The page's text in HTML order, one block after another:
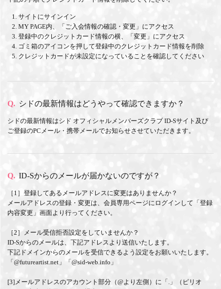
サイトにサインイン
MY PAGE内、「ご入会情報の確認・変更」にアクセス
登録中のクレジットカード情報の横、「変更」にアクセス
ゴミ箱のアイコンを押して登録中のクレジットカード情報を削除
クレジットカードが未設定になっていることを確認してください
Q. シドの最新情報はどうやって確認できますか？
シドの最新情報はシド オフィシャルメンバーズクラブ ID-Sサイト及び
ご登録のPCメール・携帯メールでお知らせさせていただきます。
Q. ID-Sからのメールが届かないのですが？
［1］登録してあるメールアドレスに変更はありませんか？
メールアドレスの登録・変更は、会員専用ページにログインして「登録
内容変更」画面より行ってください。
［2］メール受信拒否設定をしていませんか？
ID-Sからのメールは、下記アドレスより送信いたします。
下記ドメインからのメールを受信できるよう設定をお願いいたします。
「@futureartist.net」「@sid-web.info」
[3]メールアドレスのアカウント部分（@より左側）に「.」（ピリオ